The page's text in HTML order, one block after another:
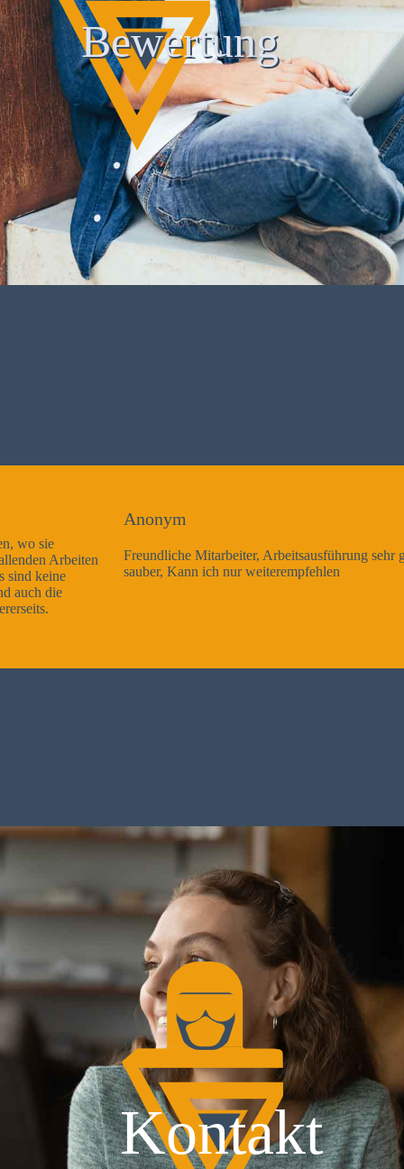
Bewertung
Freundliche Mitarbeiter, Arbeitsausführung sehr gut und sehr
sauber, Kann ich nur weiterempfehlen
Kontakt